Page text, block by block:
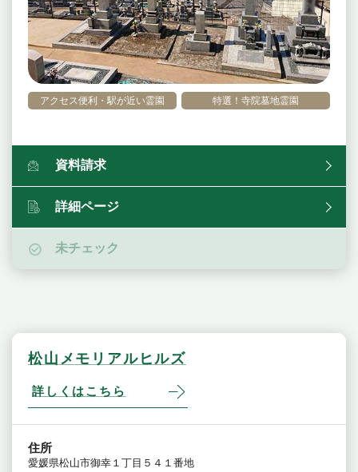
アクセス便利・駅が近い霊園 特選！寺院墓地霊園
資料請求
詳細ページ
未チェック
松山メモリアルヒルズ
詳しくはこちら
住所
愛媛県松山市御幸１丁目５４１番地